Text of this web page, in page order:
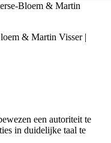
Bloem & Martin
& Martin Visser |
een autoriteit te
in duidelijke taal te